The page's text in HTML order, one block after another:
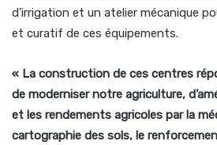
d’irrigation et un atelier mécanique
et curatif de ces équipements.
« La construction de ces centres
de moderniser notre agriculture,
et les rendements agricoles par la
cartographie des sols, le